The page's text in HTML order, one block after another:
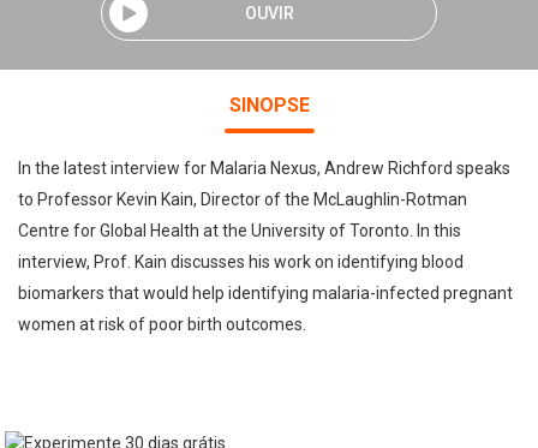
OUVIR
SINOPSE
In the latest interview for Malaria Nexus, Andrew Richford speaks
to Professor Kevin Kain, Director of the McLaughlin-Rotman
Centre for Global Health at the University of Toronto. In this
interview, Prof. Kain discusses his work on identifying blood
biomarkers that would help identifying malaria-infected pregnant
women at risk of poor birth outcomes.